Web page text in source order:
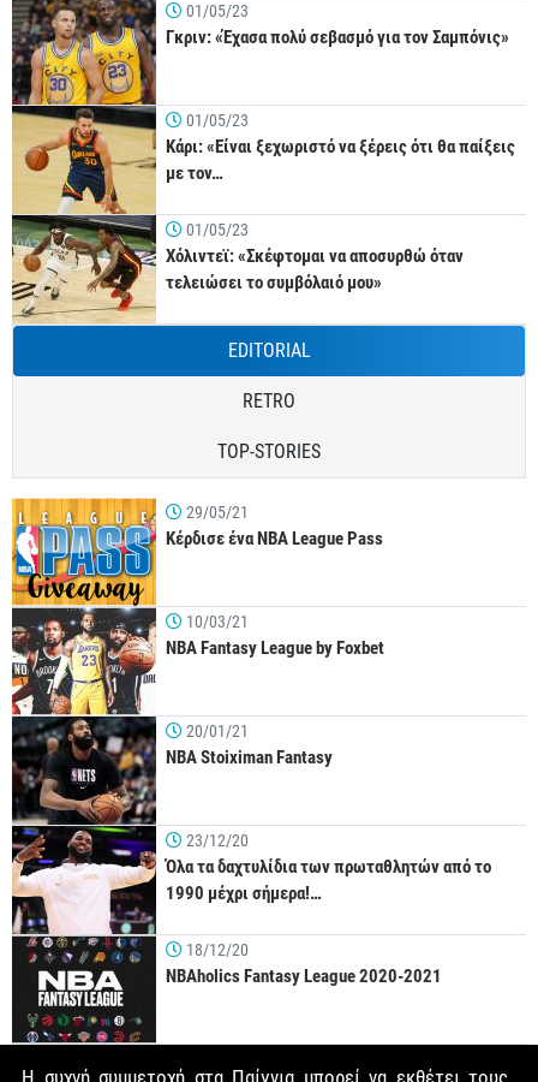
01/05/23
Γκριν: «Έχασα πολύ σεβασμό για τον Σαμπόνις»
01/05/23
Κάρι: «Είναι ξεχωριστό να ξέρεις ότι θα παίξεις
με τον…
01/05/23
Χόλιντεϊ: «Σκέφτομαι να αποσυρθώ όταν
τελειώσει το συμβόλαιό μου»
EDITORIAL
RETRO
TOP-STORIES
29/05/21
Κέρδισε ένα NBA League Pass
10/03/21
NBA Fantasy League by Foxbet
20/01/21
NBA Stoiximan Fantasy
23/12/20
Όλα τα δαχτυλίδια των πρωταθλητών από το
1990 μέχρι σήμερα!…
18/12/20
NBAholics Fantasy League 2020-2021
Η συχνή συμμετοχή στα Παίγνια μπορεί να εκθέτει τους